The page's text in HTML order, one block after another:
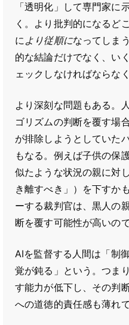
「透明化」して専門家に
く。より批判的になるど
により従順になってしま
的な結論だけでなく、い
ェックしなければならな
より深刻な問題もある。
ゴリズムの判断を覆す場
が排除しようとしていた
もなる。例えば子供の保
似たような状況の親に対
き離すべき」）を下すか
ーする裁判官は、黒人の
断を覆す可能性が高いので
AIを監督する人間は「制
覚が鈍る」という。つま
す能力が低下し、その判
への道徳的責任感も薄れ